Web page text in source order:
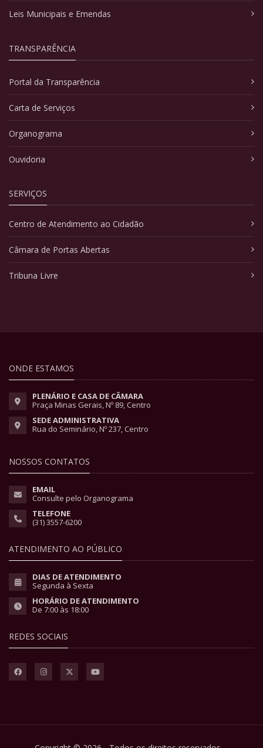
Leis Municipais e Emendas
TRANSPARÊNCIA
Portal da Transparência
Carta de Serviços
Organograma
Ouvidoria
SERVIÇOS
Centro de Atendimento ao Cidadão
Câmara de Portas Abertas
Tribuna Livre
ONDE ESTAMOS
PLENÁRIO E CASA DE CÂMARA
Praça Minas Gerais, Nº 89, Centro
SEDE ADMINISTRATIVA
Rua do Seminário, Nº 237, Centro
NOSSOS CONTATOS
EMAIL
Consulte pelo Organograma
TELEFONE
(31) 3557-6200
ATENDIMENTO AO PÚBLICO
DIAS DE ATENDIMENTO
Segunda à Sexta
HORÁRIO DE ATENDIMENTO
De 7:00 às 18:00
REDES SOCIAIS